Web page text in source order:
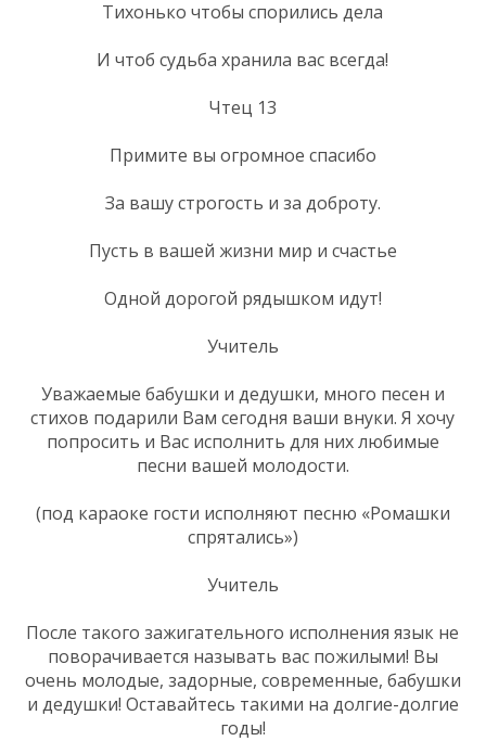
Тихонько чтобы спорились дела
И чтоб судьба хранила вас всегда!
Чтец 13
Примите вы огромное спасибо
За вашу строгость и за доброту.
Пусть в вашей жизни мир и счастье
Одной дорогой рядышком идут!
Учитель
Уважаемые бабушки и дедушки, много песен и
стихов подарили Вам сегодня ваши внуки. Я хочу
попросить и Вас исполнить для них любимые
песни вашей молодости.
(под караоке гости исполняют песню «Ромашки
спрятались»)
Учитель
После такого зажигательного исполнения язык не
поворачивается называть вас пожилыми! Вы
очень молодые, задорные, современные, бабушки
и дедушки! Оставайтесь такими на долгие-долгие
годы!